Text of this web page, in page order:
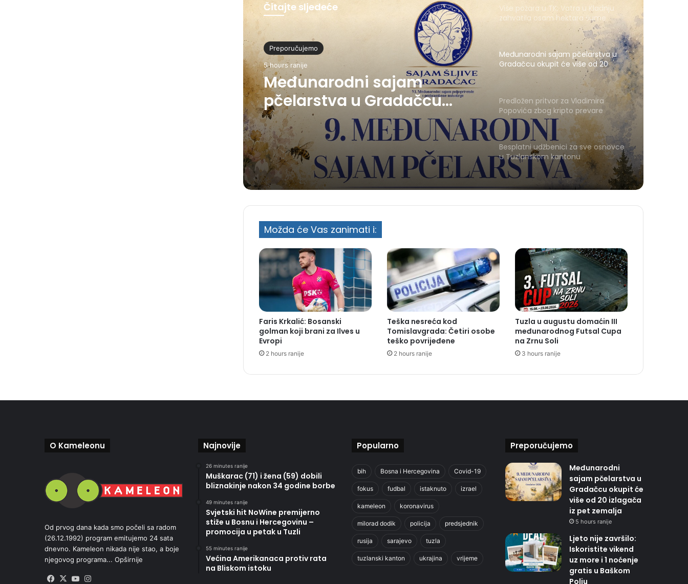
Čitajte sljedeće
Preporučujemo
5 hours ranije
Međunarodni sajam
pčelarstva u Gradačcu
okupit će više od 20
izlagača iz pet zemalja
Više požara u TK: Vatra u Kladnju
zahvatila osam hektara šume
Međunarodni sajam pčelarstva u
Gradačcu okupit će više od 20
izlagača iz pet zemalja
Predložen pritvor za Vladimira
Popovića zbog kripto prevare
Besplatni udžbenici za sve osnovce
u Tuzlanskom kantonu
Možda će Vas zanimati i:
Faris Krkalić: Bosanski
golman koji brani za Ilves u
Evropi
2 hours ranije
Teška nesreća kod
Tomislavgrada: Četiri osobe
teško povrijeđene
2 hours ranije
Tuzla u augustu domaćin III
međunarodnog Futsal Cupa
na Zrnu Soli
3 hours ranije
O Kameleonu
Od prvog dana kada smo počeli sa radom
(26.12.1992) program emitujemo 24 sata
dnevno. Kameleon nikada nije stao, a boje
njegovog programa... Opširnije
Facebook
X YouTube
Najnovije
26 minutes ranije
Muškarac (71) i žena (59) dobili
bliznakinje nakon 34 godine borbe
49 minutes ranije
Svjetski hit NoWine premijerno
stiže u Bosnu i Hercegovinu –
promocija u petak u Tuzli
55 minutes ranije
Većina Amerikanaca protiv rata
na Bliskom istoku
Popularno
bih Bosna i Hercegovina Covid-19
fokus fudbal istaknuto izrael
kameleon koronavirus
milorad dodik policija predsjednik
rusija sarajevo tuzla
tuzlanski kanton ukrajina vrijeme
Preporučujemo
Međunarodni
sajam pčelarstva u
Gradačcu okupit će
više od 20 izlagača
iz pet zemalja
5 hours ranije
Ljeto nije završilo:
Iskoristite vikend
uz more i 1 noćenje
gratis u Baškom
Polju